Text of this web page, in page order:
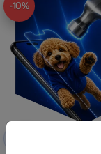
-10%